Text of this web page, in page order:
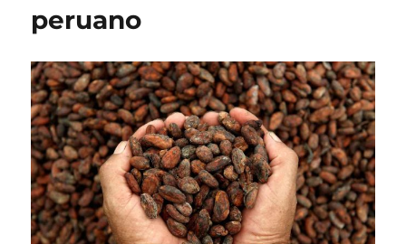
peruano